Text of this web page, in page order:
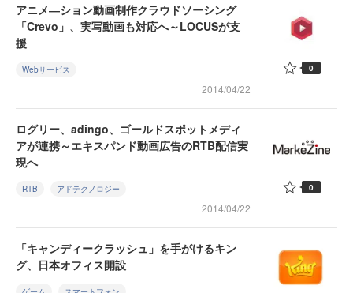
アニメ―ション動画制作クラウドソーシング
「Crevo」、実写動画も対応へ～LOCUSが支
援
Webサービス
2014/04/22
0
ログリー、adingo、ゴールドスポットメディ
アが連携～エキスパンド動画広告のRTB配信実
現へ
RTB アドテクノロジー
2014/04/22
0
「キャンディークラッシュ」を手がけるキン
グ、日本オフィス開設